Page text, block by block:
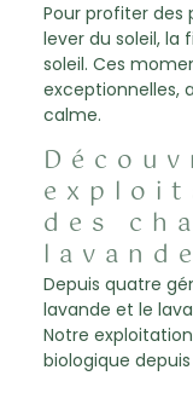
Pour profiter des
lever du soleil, la
soleil. Ces
exceptionnelles,
calme.
des
Depuis quatre
lavande et le
Notre
biologique depuis